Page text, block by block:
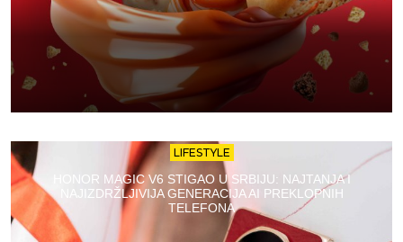
LIFESTYLE
HONOR MAGIC V6 STIGAO U SRBIJU: NAJTANJA I
NAJIZDRŽLJIVIJA GENERACIJA AI PREKLOPNIH
TELEFONA